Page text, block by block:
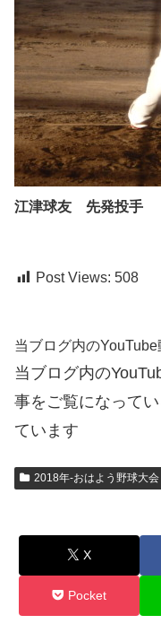
江津球友 先発投手
Post Views: 508
当ブログ内の
当ブログ内の
事をご覧になって
ています
2018年-おはよう野球大会
X
Pocket